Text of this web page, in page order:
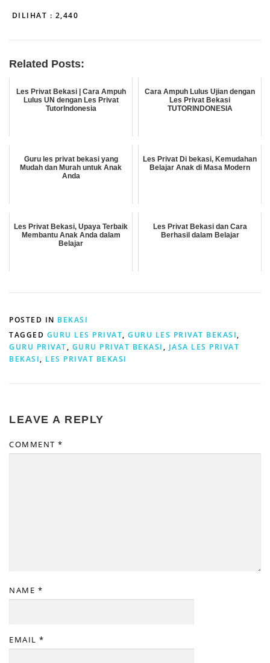
DILIHAT : 2,440
Related Posts:
Les Privat Bekasi | Cara Ampuh
Lulus UN dengan Les Privat
TutorIndonesia
Cara Ampuh Lulus Ujian dengan
Les Privat Bekasi
TUTORINDONESIA
Guru les privat bekasi yang
Mudah dan Murah untuk Anak
Anda
Les Privat Di bekasi, Kemudahan
Belajar Anak di Masa Modern
Les Privat Bekasi, Upaya Terbaik
Membantu Anak Anda dalam
Belajar
Les Privat Bekasi dan Cara
Berhasil dalam Belajar
POSTED IN BEKASI
TAGGED GURU LES PRIVAT, GURU LES PRIVAT BEKASI,
GURU PRIVAT, GURU PRIVAT BEKASI, JASA LES PRIVAT
BEKASI, LES PRIVAT BEKASI
LEAVE A REPLY
COMMENT *
NAME *
EMAIL *